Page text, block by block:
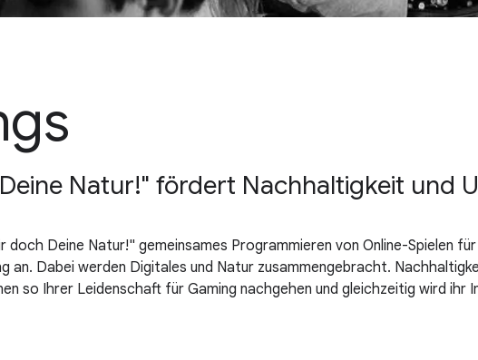
Natur!" fördert Nachhaltigkeit und
Deine Natur!" gemeinsames Programmieren von Online-Spielen
an. Dabei werden Digitales und Natur zusammengebracht.
so Ihrer Leidenschaft für Gaming nachgehen und gleichzeitig wird